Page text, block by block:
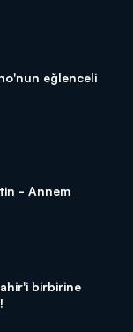
eğlenceli
- Annem
birbirine